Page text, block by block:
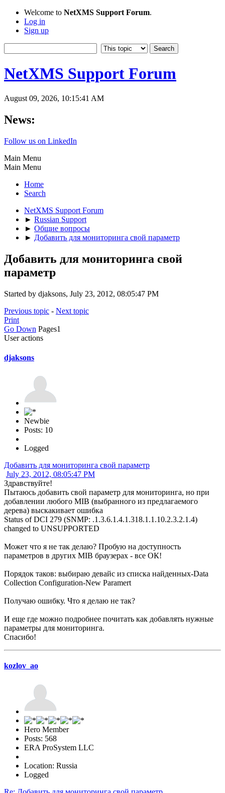
Welcome to NetXMS Support Forum.
Log in
Sign up
NetXMS Support Forum
August 09, 2026, 10:15:41 AM
News:
Follow us on LinkedIn
Main Menu
Main Menu
Home
Search
NetXMS Support Forum
► Russian Support
► Общие вопросы
► Добавить для мониторинга свой параметр
Добавить для мониторинга свой
параметр
Started by djaksons, July 23, 2012, 08:05:47 PM
Previous topic - Next topic
Print
Go Down Pages1
User actions
djaksons
Newbie
Posts: 10
Logged
Добавить для мониторинга свой параметр
July 23, 2012, 08:05:47 PM
Здравствуйте!
Пытаюсь добавить свой параметр для мониторинга, но при
добавлении любого MIB (выбранного из предлагаемого
дерева) выскакивает ошибка
Status of DCI 279 (SNMP: .1.3.6.1.4.1.318.1.1.10.2.3.2.1.4)
changed to UNSUPPORTED
Может что я не так делаю? Пробую на доступность
параметров в других MIB браузерах - все ОК!
Порядок таков: выбираю девайс из списка найденных-Data
Collection Configuration-New Paramert
Получаю ошибку. Что я делаю не так?
И еще где можно подробнее почитать как добавлять нужные
параметры для мониторинга.
Спасибо!
kozlov_ao
Hero Member
Posts: 568
ERA ProSystem LLC
Location: Russia
Logged